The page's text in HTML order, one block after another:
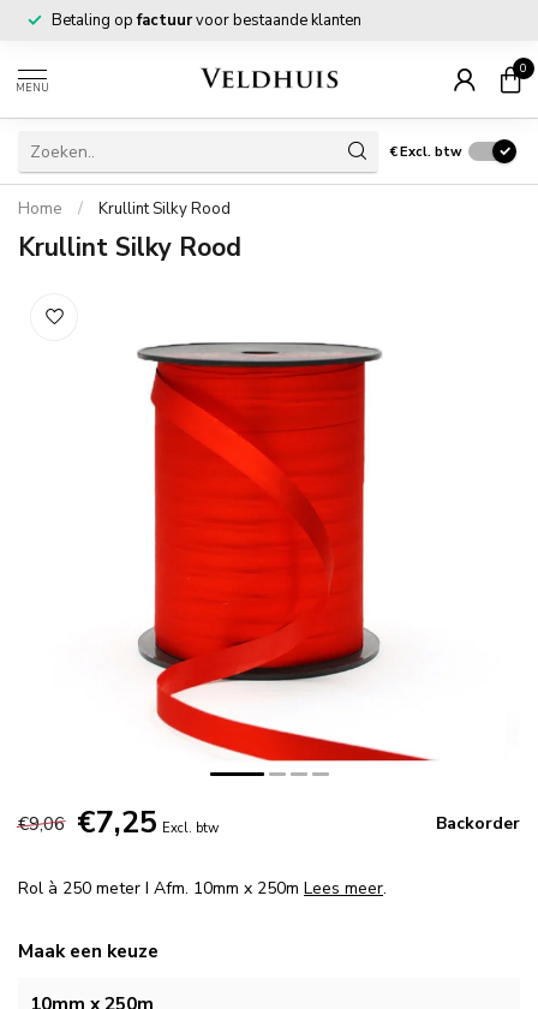
Betaling opfactuurvoor bestaande klanten
MENU
0
€Excl. btw
Home / Krullint Silky Rood
Krullint Silky Rood
€9,06 €7,25 Excl. btw Backorder
Rol à 250 meter I Afm. 10mm x 250m Lees meer.
Maak een keuze
10mm x 250m